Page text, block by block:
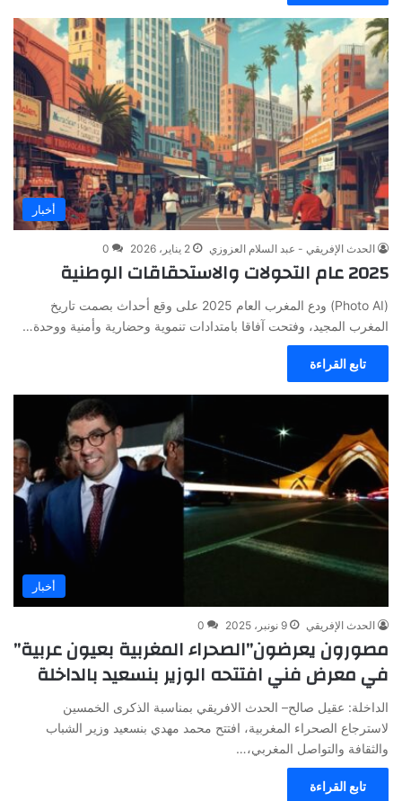
أخبار
الحدث الإفريقي - عبد السلام العزوزي 2 يناير، 2026 0
2025 عام التحولات والاستحقاقات الوطنية
(Photo AI) ودع المغرب العام 2025 على وقع أحداث بصمت تاريخ
المغرب المجيد، وفتحت آفاقا بامتدادات تنموية وحضارية وأمنية ووحدة…
تابع القراءة
أخبار
الحدث الإفريقي 9 نونبر، 2025 0
مصورون يعرضون”الصحراء المغربية بعيون عربية”
في معرض فني افتتحه الوزير بنسعيد بالداخلة
الداخلة: عقيل صالح– الحدث الافريقي بمناسبة الذكرى الخمسين
لاسترجاع الصحراء المغربية، افتتح محمد مهدي بنسعيد وزير الشباب
والثقافة والتواصل المغربي،…
تابع القراءة